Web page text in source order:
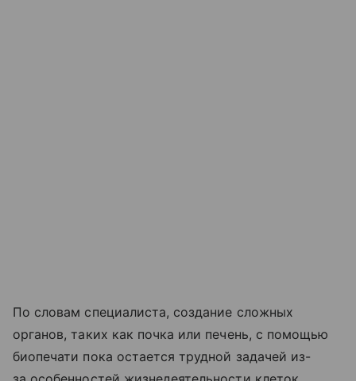
По словам специалиста, создание сложных
органов, таких как почка или печень, с помощью
биопечати пока остается трудной задачей из-